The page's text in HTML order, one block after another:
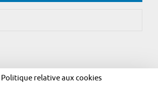
Politique relative aux cookies